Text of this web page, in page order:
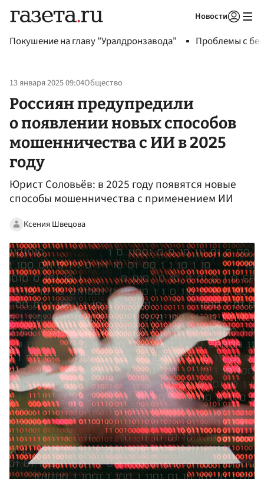
Новости
Покушение на главу "Уралдронзавода" Проблемы с
13 января 2025 09:04Общество
Россиян предупредили
о появлении новых способов
мошенничества с ИИ в 2025
году
Юрист Соловьёв: в 2025 году появятся новые
способы мошенничества с применением ИИ
Ксения Швецова